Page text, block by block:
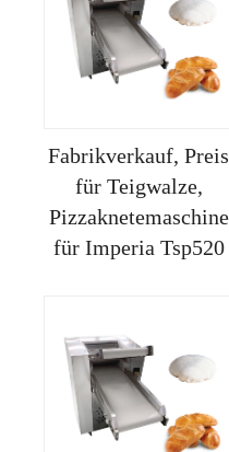
Fabrikverkauf, Preis
für Teigwalze,
Pizzaknetemaschine
für Imperia Tsp520